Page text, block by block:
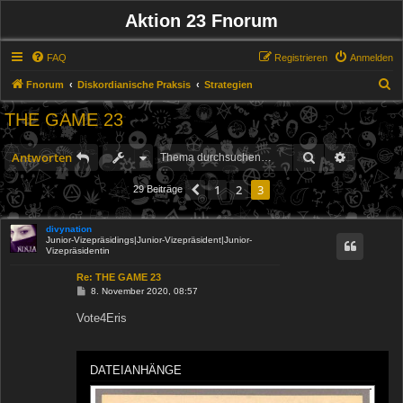
Aktion 23 Fnorum
FAQ Anmelden
Registrieren
Fnorum Diskordianische Praksis Strategien
u
h
e
THE GAME 23
Antworten Suche
29 Beiträge Vorherige
1 2 3
divynation
Junior-Vizepräsidings|Junior-Vizepräsident|Junior-
Vizepräsidentin
Re: THE GAME 23
B
t
8. November 2020, 08:57
Vote4Eris
DATEIANHÄNGE